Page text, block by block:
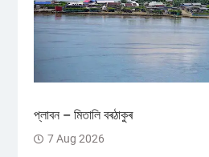
প্লাবন – মিতালি বৰঠাকুৰ
7 Aug 2026